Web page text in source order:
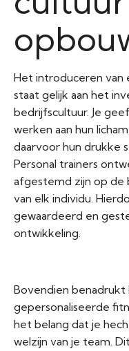
Het introduceren van
staat gelijk aan het
bedrijfscultuur. Je
werken aan hun
daarvoor hun drukke
Personal trainers
afgestemd zijn op de
van elk individu.
gewaardeerd en
ontwikkeling.
Bovendien benadrukt
gepersonaliseerde
het belang dat je
welzijn van je team.